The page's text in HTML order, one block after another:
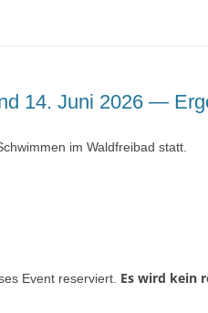
14. Juni 2026 —
im Waldfreibad statt.
Event reserviert. Es wird kein